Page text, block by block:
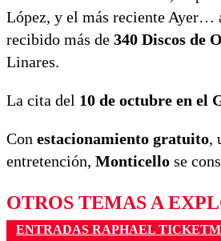
López, y el más reciente Ayer…
recibido más de 340 Discos de
Linares.
La cita del 10 de octubre en el
Con estacionamiento gratuito,
entretención, Monticello se
OTROS TEMAS A
ENTRADAS RAPHAEL